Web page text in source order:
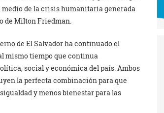
medio de la crisis humanitaria generada
de Milton Friedman.
de El Salvador ha continuado el
mismo tiempo que continua
social y económica del país. Ambos
la perfecta combinación para que
y menos bienestar para las